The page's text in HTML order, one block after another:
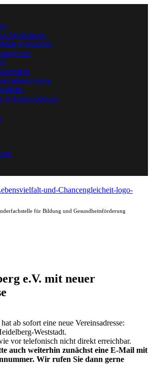
Workshops
Programm
börse
Schulworkshops
für Bildung und Gesundheitsförderung
e.V. mit neuer
ab sofort eine neue Vereinsadresse:
Weststadt.
vor telefonisch nicht direkt erreichbar.
auch weiterhin zunächst eine E-Mail mit
Wir rufen Sie dann gerne